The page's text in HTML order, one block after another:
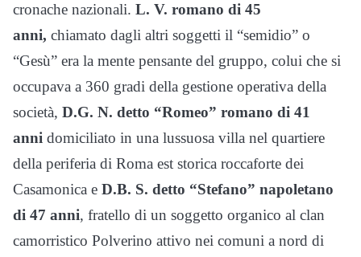
cronache nazionali. L. V. romano di 45
anni, chiamato dagli altri soggetti il “semidio” o
“Gesù” era la mente pensante del gruppo, colui che si
occupava a 360 gradi della gestione operativa della
società, D.G. N. detto “Romeo” romano di 41
anni domiciliato in una lussuosa villa nel quartiere
della periferia di Roma est storica roccaforte dei
Casamonica e D.B. S. detto “Stefano” napoletano
di 47 anni, fratello di un soggetto organico al clan
camorristico Polverino attivo nei comuni a nord di